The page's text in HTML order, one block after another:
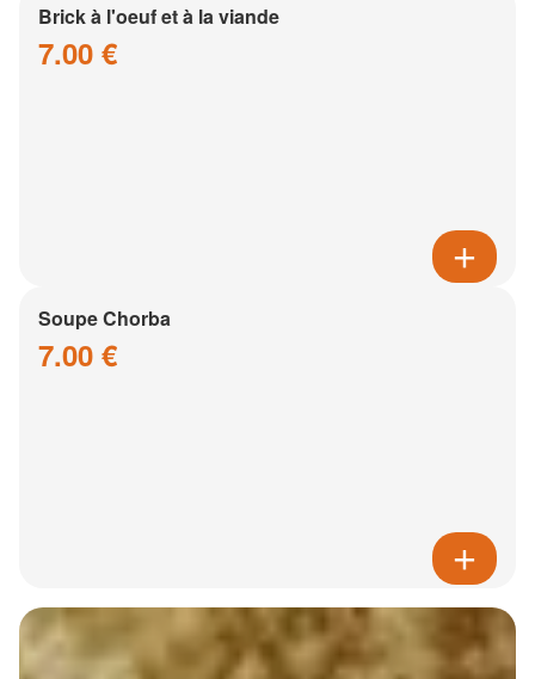
Brick à l'oeuf et à la viande
7.00 €
Soupe Chorba
7.00 €